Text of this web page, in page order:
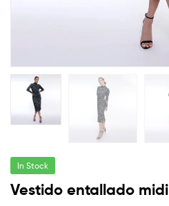
In Stock
Vestido entallado midi